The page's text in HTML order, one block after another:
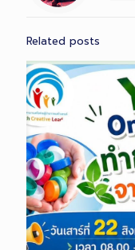
Related posts